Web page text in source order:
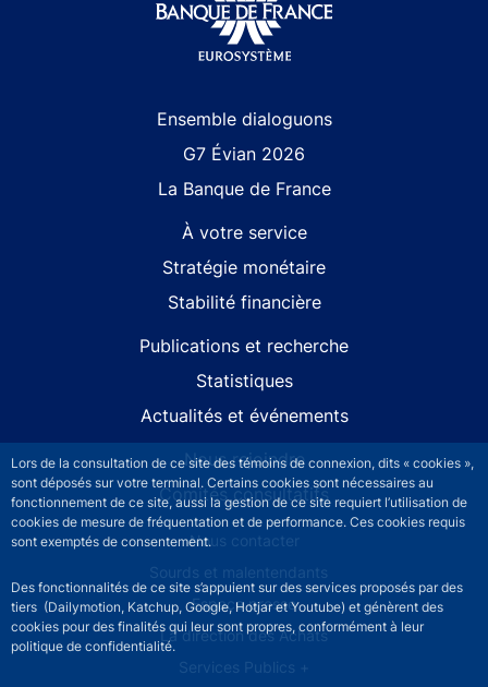
Lors de la consultation de ce site des témoins de connexion, dits « cookies »,
sont déposés sur votre terminal. Certains cookies sont nécessaires au
fonctionnement de ce site, aussi la gestion de ce site requiert l’utilisation de
cookies de mesure de fréquentation et de performance. Ces cookies requis
sont exemptés de consentement.
Des fonctionnalités de ce site s’appuient sur des services proposés par des
tiers (Dailymotion, Katchup, Google, Hotjar et Youtube) et génèrent des
cookies pour des finalités qui leur sont propres, conformément à leur
politique de confidentialité.
Ensemble dialoguons
G7 Évian 2026
La Banque de France
À votre service
Stratégie monétaire
Stabilité financière
Publications et recherche
Statistiques
Actualités et événements
Nous rejoindre
Comités consultatifs
Footer secondary menuNous contacter
Sourds et malentendants
Espace presse
La direction des Achats
Services Publics +